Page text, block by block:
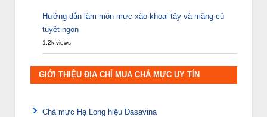
Hướng dẫn làm món mực xào khoai tây và măng củ
tuyệt ngon
1.2k views
GIỚI THIỆU ĐỊA CHỈ MUA CHẢ MỰC UY TÍN
Chả mực Hạ Long hiệu Dasavina